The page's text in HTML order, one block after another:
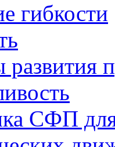
гибкости
СФП для